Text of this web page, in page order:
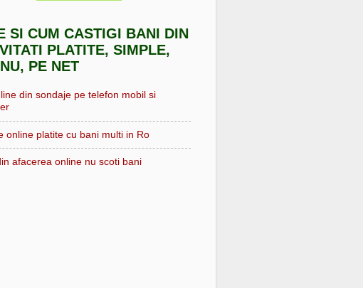
SI CUM CASTIGI BANI DIN
PLATITE, SIMPLE,
PE NET
din sondaje pe telefon mobil si
online platite cu bani multi in Ro
afacerea online nu scoti bani